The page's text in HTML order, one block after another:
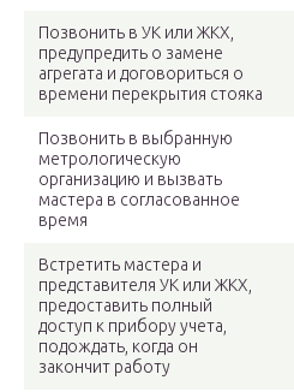
Позвонить в УК или ЖКХ,
предупредить о замене
агрегата и договориться о
времени перекрытия стояка
Позвонить в выбранную
метрологическую
организацию и вызвать
мастера в согласованное
время
Встретить мастера и
представителя УК или ЖКХ,
предоставить полный
доступ к прибору учета,
подождать, когда он
закончит работу